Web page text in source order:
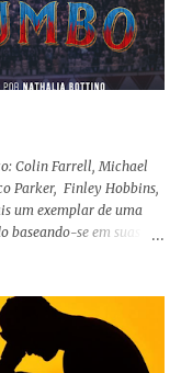
cinema. Trata-se de
sensíveis, como
esse turbilhão de
Colin Farrell, Michael
Parker, Finley Hobbins,
um exemplar de uma
se em suas
reinventada de forma
Não há animais
e infantil é deixado
a animação original